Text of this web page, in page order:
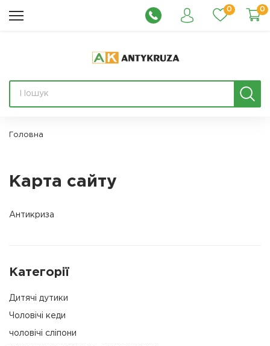
0 0
Головна
Карта сайту
Антикриза
Категорії
Дитячі дутики
Чоловічі кеди
чоловічі сліпони